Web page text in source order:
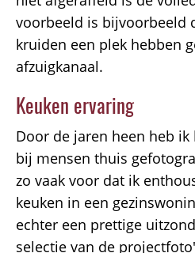
voorbeeld is bijvoorbeeld
kruiden een plek hebben
afzuigkanaal.
Keuken ervaring
Door de jaren heen heb
bij mensen thuis
zo vaak voor dat ik
keuken in een
echter een prettige
selectie van de